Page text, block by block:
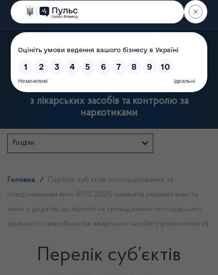
Пошук
Державна служба України
з лікарських засобів та контролю за
наркотиками
Розділи
Головна /
Перелік суб’єктів господарювання, за
повідомленням яких 01.05.2025 прийняте рішення внести
зміни у додатки до ліцензії на провадження господарської
діяльності з виробництва лікарських засобів (промислового)
Перелік суб’єктів